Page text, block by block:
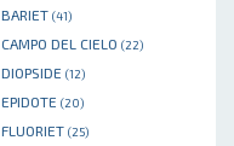
BARIET (41)
CAMPO DEL CIELO (22)
DIOPSIDE (12)
EPIDOTE (20)
FLUORIET (25)